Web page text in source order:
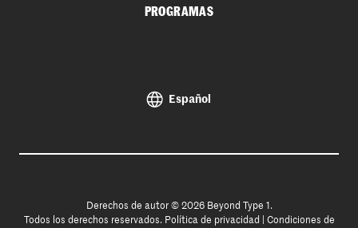
PROGRAMAS
Español
Derechos de autor © 2026 Beyond Type 1.
Todos los derechos reservados. Política de privacidad
Condiciones de